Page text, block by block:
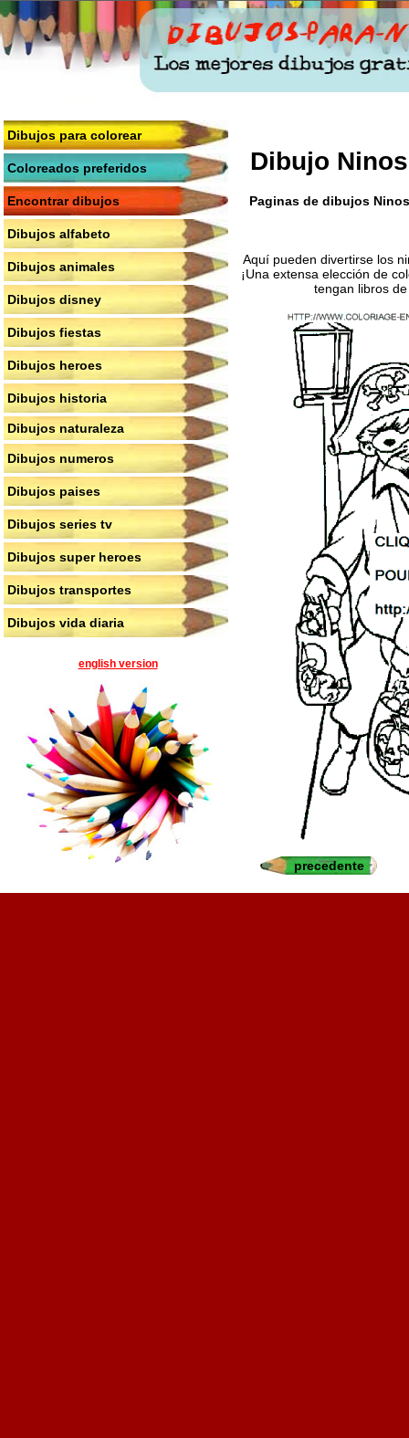
Dibujos para colorear
Coloreados preferidos
Encontrar dibujos
Dibujos alfabeto
Dibujos animales
Dibujos disney
Dibujos fiestas
Dibujos heroes
Dibujos historia
Dibujos naturaleza
Dibujos numeros
Dibujos paises
Dibujos series tv
Dibujos super heroes
Dibujos transportes
Dibujos vida diaria
english version
Dibujo
Paginas de dibujos
Aquí pueden divertirse los
¡Una extensa elección de
tengan libros
precedente